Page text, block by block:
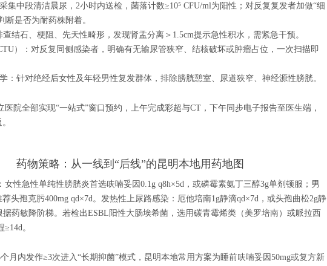
集中段清洁晨尿，2小时内送检，菌落计数≥10⁵ CFU/ml为阳性；对反复复发者加做“细
断是否为耐药株附着。
结石、梗阻、先天性畸形，发现肾盂分离＞1.5cm提示急性积水，需紧急干预。
）：对反复同侧感染者，明确有无输尿管狭窄、结核破坏或肿瘤占位，一次扫描即
：针对绝经后女性及年轻男性复发群体，排除膀胱憩室、尿道狭窄、神经源性膀胱。
医院全部实现“一站式”窗口预约，上午完成彩超与CT，下午同步电子报告至医生端，
药物策略：从一线到“后线”的昆明本地用药地图
女性急性单纯性膀胱炎首选呋喃妥因0.1g q8h×5d，或磷霉素氨丁三醇3g单剂顿服；男
头孢克肟400mg qd×7d。发热性上尿路感染：厄他培南1g静滴qd×7d，或头孢曲松2g静
据药敏降阶梯。若检出ESBL阳性大肠埃希菌，选用碳青霉烯类（美罗培南）或哌拉西
。
月内发作≥3次进入“长期抑菌”模式，昆明本地常用方案为睡前呋喃妥因50mg或复方新